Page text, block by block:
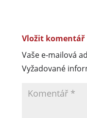
Vložit komentář
Vaše e-mailová
Vyžadované